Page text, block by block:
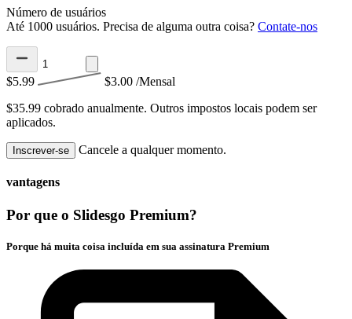
Número de usuários
Até 1000 usuários. Precisa de alguma outra coisa? Contate-nos
$5.99 $3.00 /Mensal
$35.99 cobrado anualmente. Outros impostos locais podem ser
aplicados.
Inscrever-se Cancele a qualquer momento.
vantagens
Por que o Slidesgo Premium?
Porque há muita coisa incluída em sua assinatura Premium